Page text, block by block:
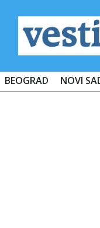
BEOGRAD NOVI